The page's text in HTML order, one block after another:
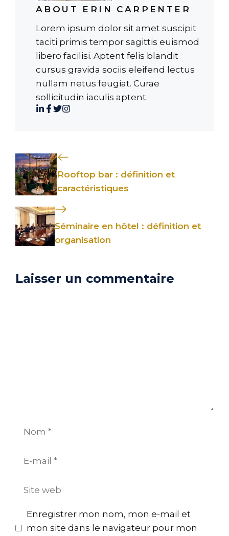
ABOUT ERIN CARPENTER
Lorem ipsum dolor sit amet suscipit
taciti primis tempor sagittis euismod
libero facilisi. Aptent felis blandit
cursus gravida sociis eleifend lectus
nullam netus feugiat. Curae
sollicitudin iaculis aptent.
Rooftop bar : définition et
caractéristiques
Séminaire en hôtel : définition et
organisation
Laisser un commentaire
Nom
Site
Enregistrer mon nom, mon e-mail et
mon site dans le navigateur pour mon